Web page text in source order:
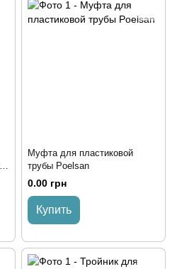
Муфта для пластиковой
трубы Poelsan
0.00 грн
Купить